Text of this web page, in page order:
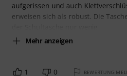
aufgerissen und auch
erweisen sich als robust. Die
Mehr anzeigen
1 0 BEWERTUNG